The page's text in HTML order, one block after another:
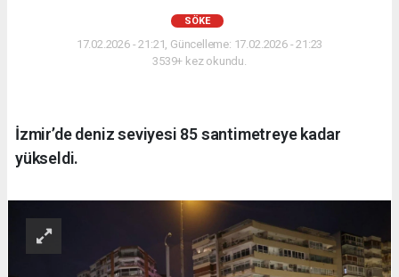
SÖKE
17.02.2026 - 21:21, Güncelleme: 17.02.2026 - 21:23
3539+ kez okundu.
İzmir’de deniz seviyesi 85 santimetreye kadar
yükseldi.